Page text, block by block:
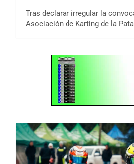
Tras declarar irregular la
Asociación de Karting de la